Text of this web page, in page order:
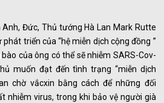
Đức, Thủ tướng Hà Lan Mark Rutte
triển của “hệ miễn dịch cộng đồng ”
của ông có thể sẽ nhiễm SARS-Cov-
muốn đạt đến tình trạng “miễn dịch
chờ vắcxin bằng cách để những đối
nhiễm virus, trong khi bảo vệ người già